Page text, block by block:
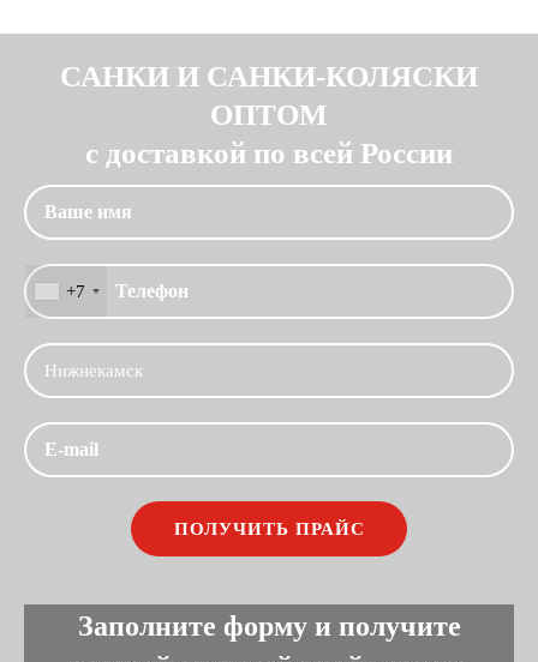
САНКИ И САНКИ-КОЛЯСКИ
ОПТОМ
с доставкой по всей России
+7
Заполните форму и получите